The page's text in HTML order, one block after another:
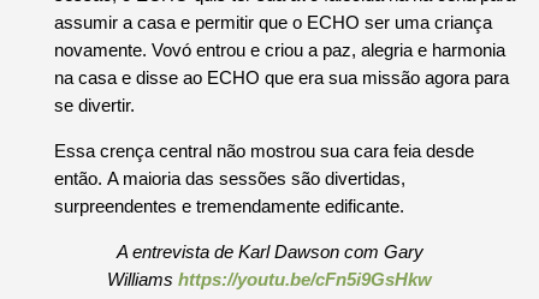
assumir a casa e permitir que o ECHO ser uma criança
novamente. Vovó entrou e criou a paz, alegria e harmonia
na casa e disse ao ECHO que era sua missão agora para
se divertir.
Essa crença central não mostrou sua cara feia desde
então. A maioria das sessões são divertidas,
surpreendentes e tremendamente edificante.
A entrevista de Karl Dawson com Gary
Williams https://youtu.be/cFn5i9GsHkw